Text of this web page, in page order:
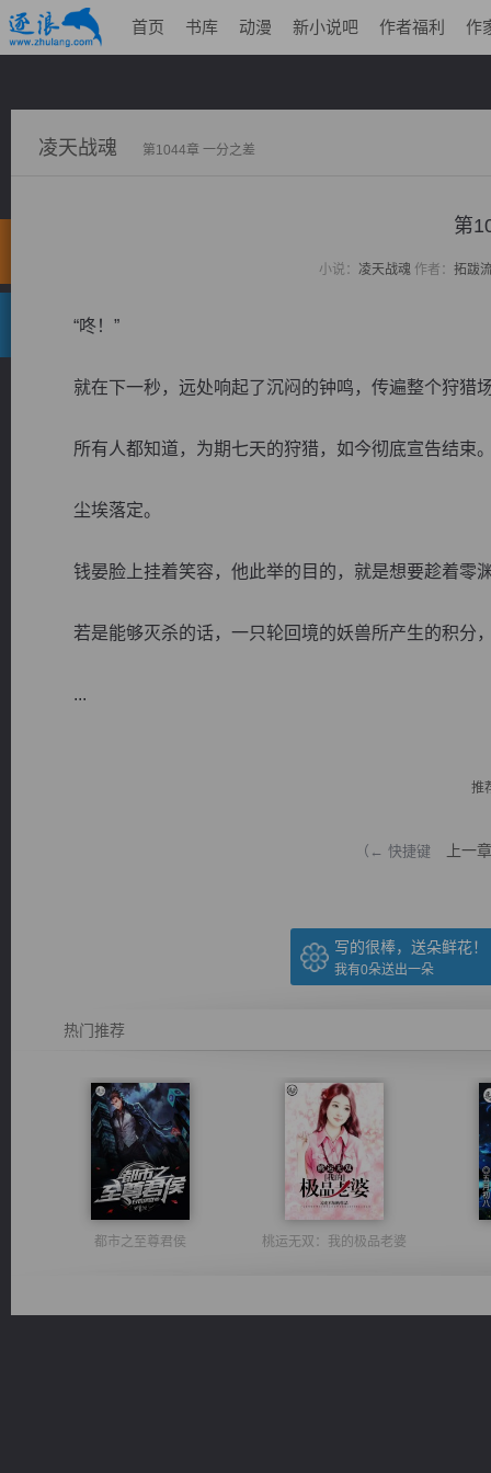
首页 书库 动漫 新小说吧 作者福利 作
凌天战魂 第1044章 一分之差
第
小说： 凌天战魂作者： 拓跋
“咚！”
就在下一秒，远处响起了沉闷的钟鸣，传遍整个狩猎
所有人都知道，为期七天的狩猎，如今彻底宣告结束
尘埃落定。
钱晏脸上挂着笑容，他此举的目的，就是想要趁着零
若是能够灭杀的话，一只轮回境的妖兽所产生的积分
...
推
（← 快捷键 上一章
写的很棒，送朵鲜花！
我有0朵送出一朵
热门推荐
都市之至尊君侯 桃运无双：我的极品老婆